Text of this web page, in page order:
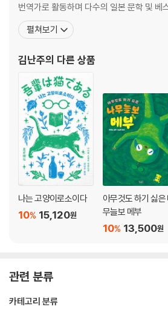
번역가로 활동하며 다수의 일본 문학 및 베
다. 옮긴 책으로 『퍼스트 러브』, 『바다로 향하는 물고기들』, 『냉정과
열정 사이 Rosso』, 『나는 고양이로소이다』,
절임』, 『소란한 보통
펼쳐보기
김난주의 다른 상품
나는 고양이로소이다
15,120원
10%
아무것도 하기 싫은
무늘보 메부
13,500원
10%
관련 분류
카테고리 분류